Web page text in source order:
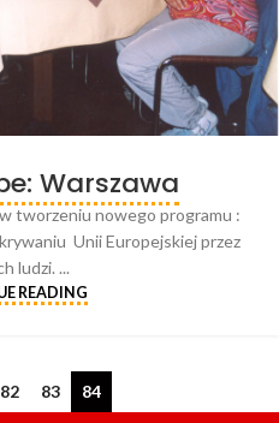
Warszawa
tworzeniu nowego programu :
Unii Europejskiej przez
ludzi. ...
READING
82 83 84